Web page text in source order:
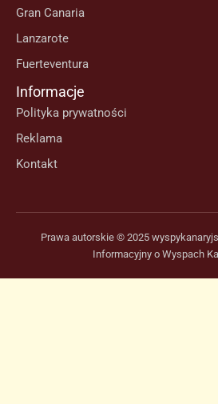
Gran Canaria
Lanzarote
Fuerteventura
Informacje
Polityka prywatności
Reklama
Kontakt
Prawa autorskie © 2025
Informacyjny o Wyspach